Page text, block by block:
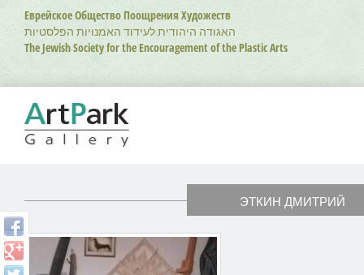
Перейти
основному
содержанию
Еврейское Общество Поощрения Художеств
האגודה היהודית לעידוד האמנויות הפלסטיות
The Jewish Society for the Encouragement of the Plastic Arts
ЭТКИН ДМИТРИЙ